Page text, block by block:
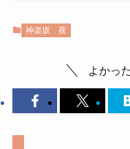
神楽坂 夜
よかっ